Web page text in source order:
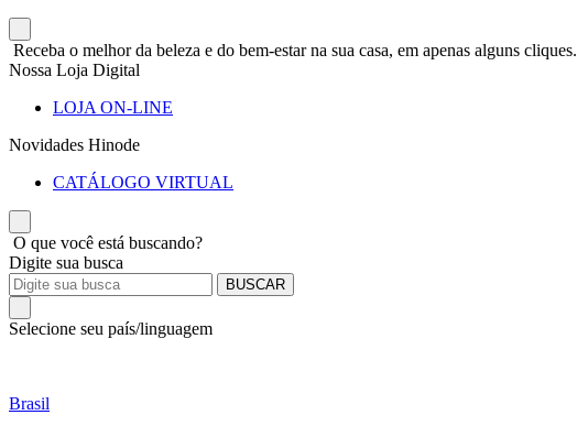
Receba o melhor da beleza e do bem-estar na sua casa, em apenas alguns cliques.
Nossa Loja Digital
LOJA ON-LINE
Novidades Hinode
CATÁLOGO VIRTUAL
O que você está buscando?
Digite sua busca
BUSCAR
Selecione seu país/linguagem
Brasil